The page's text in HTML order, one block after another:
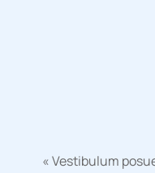
« Vestibulum